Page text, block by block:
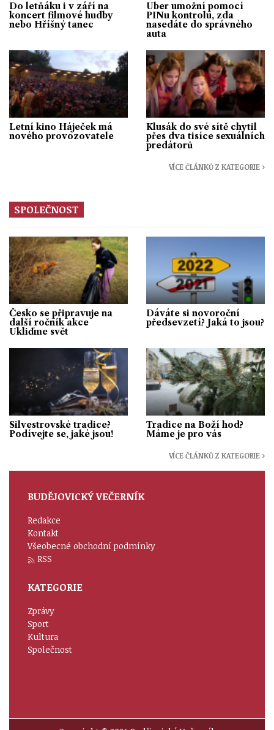
Do letňáku i v září na
koncert filmové hudby
nebo Hříšný tanec
Uber umožní pomocí
PINu kontrolu, zda
nasedáte do správného
auta
Letní kino Háječek má
nového provozovatele
Klusák do své sítě chytil
přes dva tisíce sexuálních
predátorů
VÍCE ČLÁNKŮ Z KATEGORIE ›
SPOLEČNOST
Česko se připravuje na
další ročník akce
Ukliďme svět
Dáváte si novoroční
předsevzetí? Jaká to jsou?
Silvestrovské tradice?
Podívejte se, jaké jsou!
Tradice na Boží hod?
Máme je pro vás
VÍCE ČLÁNKŮ Z KATEGORIE ›
BUDĚJOVICKÝ VEČERNÍK
Redakce
Kontakt
Všeobecné obchodní podmínky
RSS
KATEGORIE
Zprávy
Sport
Kultura
Společnost